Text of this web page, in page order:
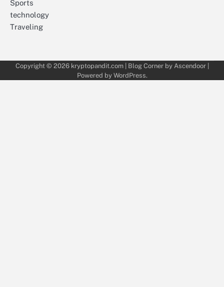
Sports
technology
Traveling
Copyright © 2026 kryptopandit.com| Blog Corner by Ascendoor|
Powered by WordPress.